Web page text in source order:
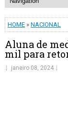
HOME » NACIONAL
Aluna de
mil para
janeiro 08, 2024